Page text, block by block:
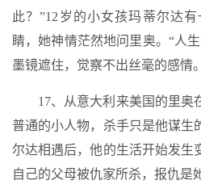
此？”12岁的小女孩玛蒂尔达
睛，她神情茫然地问里奥。“人
墨镜遮住，觉察不出丝毫的感情。
17、从意大利来美国的里奥
普通的小人物，杀手只是他谋生
尔达相遇后，他的生活开始发生
自己的父母被仇家所杀，报仇是